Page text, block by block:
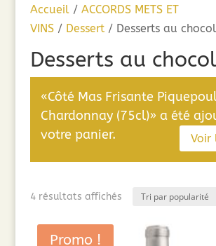
Accueil/ ACCORDS METS ET
VINS/ Dessert/ Desserts au
Desserts au
«Côté Mas Frisante
Chardonnay (75cl)» a été
votre panier.
Voir
4 résultats affichésTrié
popularité
Promo !